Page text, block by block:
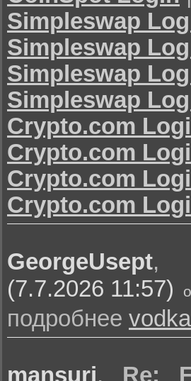
Simpleswap
Simpleswap
Simpleswap
Simpleswap
Crypto.com
Crypto.com
Crypto.com
Crypto.com
GeorgeUsept
(7.7.2026 11:57)
подробнее
mansuri, Re: